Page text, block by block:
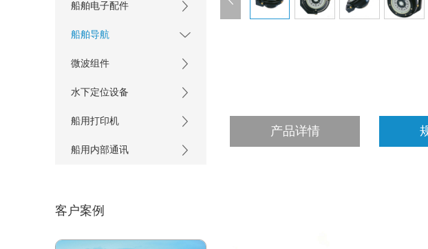
产品详情
船舶电子配件
船舶导航
微波组件
水下定位设备
船用打印机
船用内部通讯
客户案例